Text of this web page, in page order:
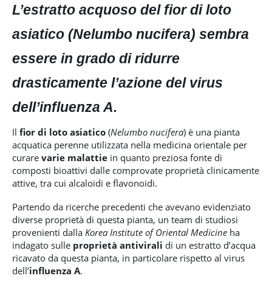
L’estratto acquoso del fior di loto
asiatico (Nelumbo nucifera) sembra
essere in grado di ridurre
drasticamente l’azione del virus
dell’influenza A.
Il fior di loto asiatico (Nelumbo nucifera) è una pianta
acquatica perenne utilizzata nella medicina orientale per
curare varie malattie in quanto preziosa fonte di
composti bioattivi dalle comprovate proprietà clinicamente
attive, tra cui alcaloidi e flavonoidi.
Partendo da ricerche precedenti che avevano evidenziato
diverse proprietà di questa pianta, un team di studiosi
provenienti dalla Korea Institute of Oriental Medicine ha
indagato sulle proprietà antivirali di un estratto d’acqua
ricavato da questa pianta, in particolare rispetto al virus
dell’influenza A.